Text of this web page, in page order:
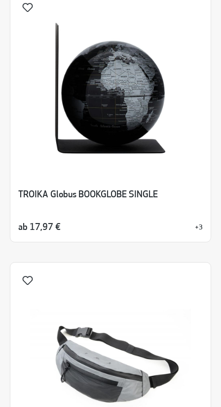
TROIKA Globus BOOKGLOBE SINGLE
ab 17,97 € +3